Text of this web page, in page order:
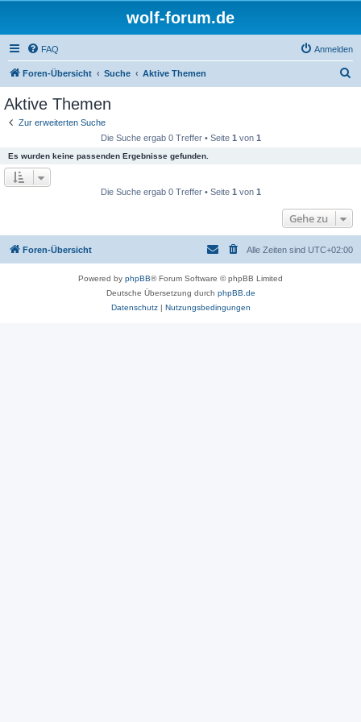
wolf-forum.de
FAQ Anmelden
Foren-Übersicht Suche Aktive Themen
Aktive Themen
Zur erweiterten Suche
Die Suche ergab 0 Treffer • Seite 1 von 1
Es wurden keine passenden Ergebnisse gefunden.
Die Suche ergab 0 Treffer • Seite 1 von 1
Gehe zu
Foren-Übersicht Alle Zeiten sind UTC+02:00
Powered by phpBB® Forum Software © phpBB Limited
Deutsche Übersetzung durch phpBB.de
Datenschutz| Nutzungsbedingungen